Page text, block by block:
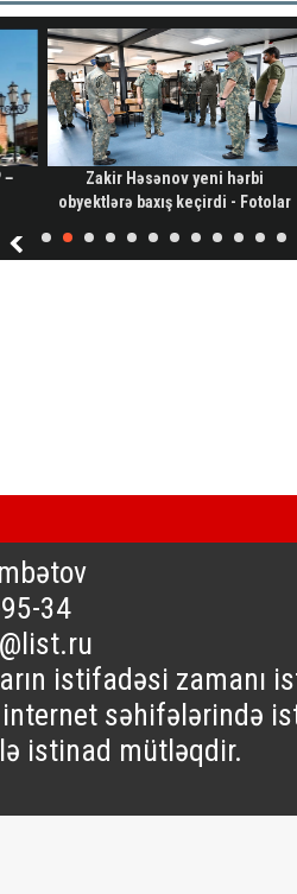
–
Zakir Həsənov yeni hərbi
obyektlərə baxış keçirdi - Fotolar
34
istifadəsi zamanı
səhifələrində
istinad mütləqdir.